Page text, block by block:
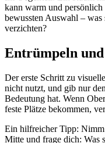
kann warm und
bewussten Auswahl –
verzichten?
Entrümpeln und
Der erste Schritt zu
nicht nutzt, und gib nur
Bedeutung hat. Wenn
feste Plätze bekommen,
Ein hilfreicher Tipp:
Mitte und frage dich: Was